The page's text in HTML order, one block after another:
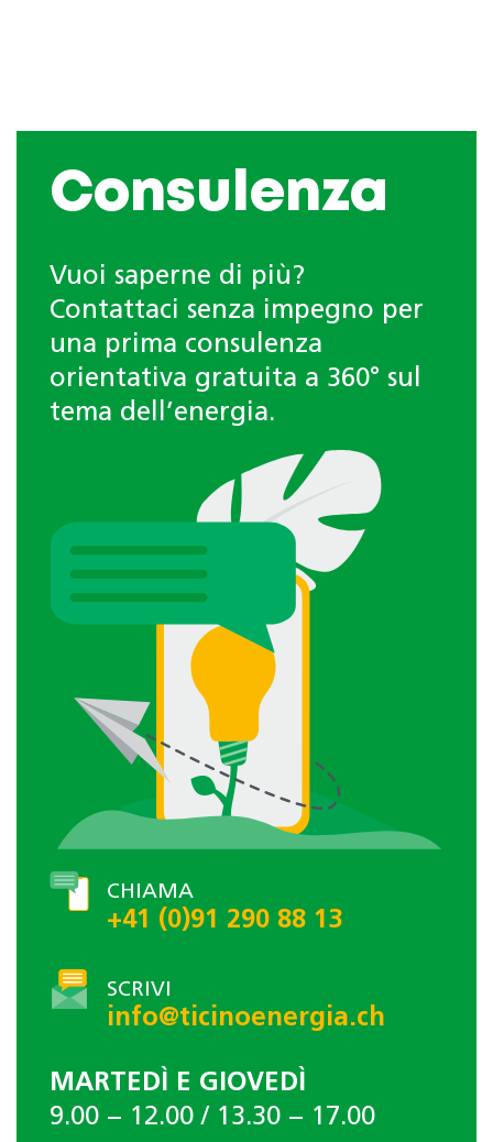
Consulenza
Vuoi saperne di più?
Contattaci senza impegno per
una prima consulenza
orientativa gratuita a 360° sul
tema dell’energia.
CHIAMA
+41 (0)91 290 88 13
SCRIVI
info@ticinoenergia.ch
MARTEDÌ E GIOVEDÌ
9.00 − 12.00 / 13.30 − 17.00